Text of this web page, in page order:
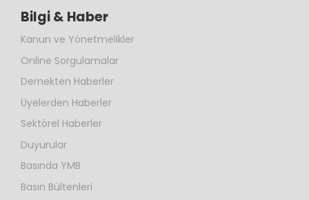
Bilgi & Haber
Kanun ve Yönetmelikler
Online Sorgulamalar
Dernekten Haberler
Üyelerden Haberler
Sektörel Haberler
Duyurular
Basında YMB
Basın Bültenleri